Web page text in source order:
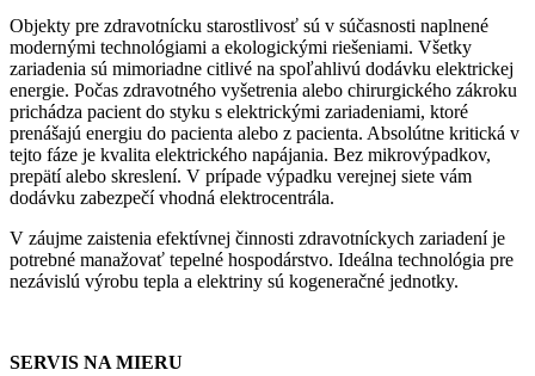
Objekty pre zdravotnícku starostlivosť sú v súčasnosti naplnené
modernými technológiami a ekologickými riešeniami. Všetky
zariadenia sú mimoriadne citlivé na spoľahlivú dodávku elektrickej
energie. Počas zdravotného vyšetrenia alebo chirurgického zákroku
prichádza pacient do styku s elektrickými zariadeniami, ktoré
prenášajú energiu do pacienta alebo z pacienta. Absolútne kritická v
tejto fáze je kvalita elektrického napájania. Bez mikrovýpadkov,
prepätí alebo skreslení. V prípade výpadku verejnej siete vám
dodávku zabezpečí vhodná elektrocentrála.
V záujme zaistenia efektívnej činnosti zdravotníckych zariadení je
potrebné manažovať tepelné hospodárstvo. Ideálna technológia pre
nezávislú výrobu tepla a elektriny sú kogeneračné jednotky.
SERVIS NA MIERU